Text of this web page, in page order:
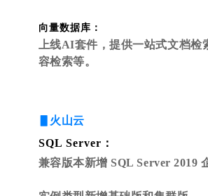
向量数据库：
上线AI套件，提供一站式文档
容检索等。
▋火山云
SQL Server：
兼容版本新增 SQL Server 2019